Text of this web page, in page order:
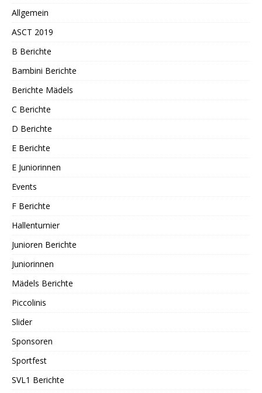
Allgemein
ASCT 2019
B Berichte
Bambini Berichte
Berichte Mädels
C Berichte
D Berichte
E Berichte
E Juniorinnen
Events
F Berichte
Hallenturnier
Junioren Berichte
Juniorinnen
Mädels Berichte
Piccolinis
Slider
Sponsoren
Sportfest
SVL1 Berichte